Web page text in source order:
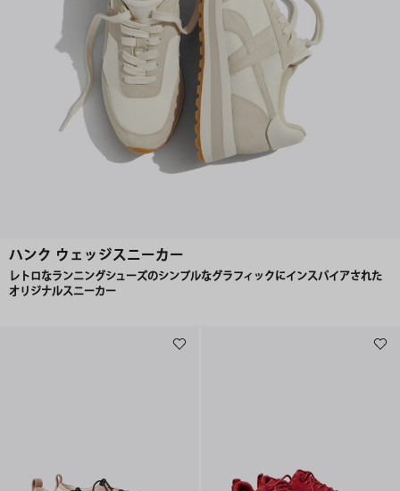
ハンク ウェッジスニーカー
レトロなランニングシューズのシンプルなグラフィックにインスパイアされた
オリジナルスニーカー